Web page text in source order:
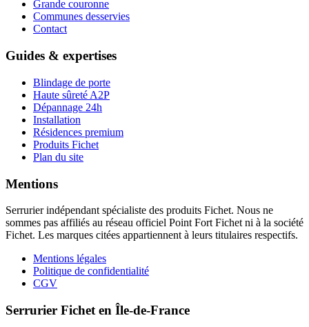
Grande couronne
Communes desservies
Contact
Guides & expertises
Blindage de porte
Haute sûreté A2P
Dépannage 24h
Installation
Résidences premium
Produits Fichet
Plan du site
Mentions
Serrurier indépendant spécialiste des produits Fichet. Nous ne
sommes pas affiliés au réseau officiel Point Fort Fichet ni à la société
Fichet. Les marques citées appartiennent à leurs titulaires respectifs.
Mentions légales
Politique de confidentialité
CGV
Serrurier Fichet en Île-de-France